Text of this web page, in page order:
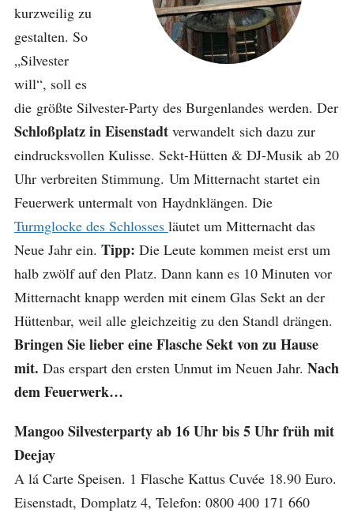
kurzweilig zu
gestalten. So
„Silvester
will“, soll es
die größte Silvester-Party des Burgenlandes werden. Der
Schloßplatz in Eisenstadt verwandelt sich dazu zur
eindrucksvollen Kulisse. Sekt-Hütten & DJ-Musik ab 20
Uhr verbreiten Stimmung. Um Mitternacht startet ein
Feuerwerk untermalt von Haydnklängen. Die
Turmglocke des Schlosses läutet um Mitternacht das
Neue Jahr ein. Tipp: Die Leute kommen meist erst um
halb zwölf auf den Platz. Dann kann es 10 Minuten vor
Mitternacht knapp werden mit einem Glas Sekt an der
Hüttenbar, weil alle gleichzeitig zu den Standl drängen.
Bringen Sie lieber eine Flasche Sekt von zu Hause
mit. Das erspart den ersten Unmut im Neuen Jahr. Nach
dem Feuerwerk…
Mangoo Silvesterparty ab 16 Uhr bis 5 Uhr früh mit
Deejay
A lá Carte Speisen. 1 Flasche Kattus Cuvée 18.90 Euro.
Eisenstadt, Domplatz 4, Telefon: 0800 400 171 660